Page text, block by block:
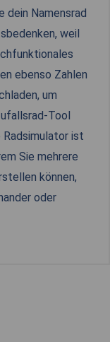
dein Namensrad
weil
ebenso Zahlen
um
Tool
ist
Sie mehrere
können,
oder